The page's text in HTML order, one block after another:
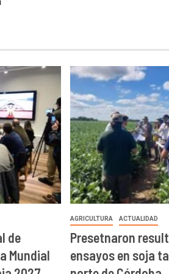
de
Mundial
AGRICULTURA ACTUALIDAD
Presetnaron
ensayos en soja